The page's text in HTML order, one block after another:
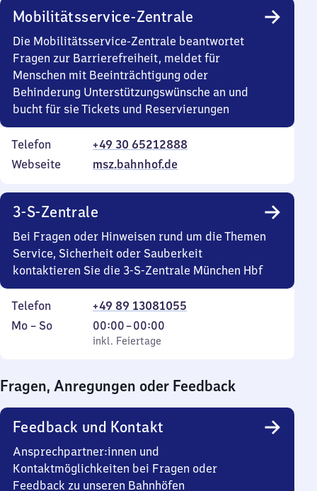
Mobilitätsservice-Zentrale
Die Mobilitätsservice-Zentrale beantwortet
Fragen zur Barrierefreiheit, meldet für
Menschen mit Beeinträchtigung oder
Behinderung Unterstützungswünsche an und
bucht für sie Tickets und Reservierungen
Telefon
+49 30 65212888
Webseite
msz.bahnhof.de
3-S-Zentrale
Bei Fragen oder Hinweisen rund um die Themen
Service, Sicherheit oder Sauberkeit
kontaktieren Sie die 3-S-Zentrale München Hbf
Telefon
+49 89 13081055
Montag
Mo – So,
inkl. Feiertage
00:00–00:00
Von
0
0
Uhr
inkl. Feiertage
Fragen, Anregungen oder Feedback
Feedback und Kontakt
Ansprechpartner:innen und
Kontaktmöglichkeiten bei Fragen oder
Feedback zu unseren Bahnhöfen